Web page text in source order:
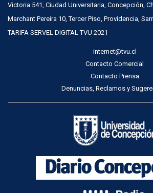
Victoria 541, Ciudad Universitaria, Concepción,
Marchant Pereira 10, Tercer Piso, Providencia,
TARIFA SERVEL DIGITAL TVU 2021
internet@tvu.cl
Contacto Comercial
Contacto Prensa
Denuncias, Reclamos y